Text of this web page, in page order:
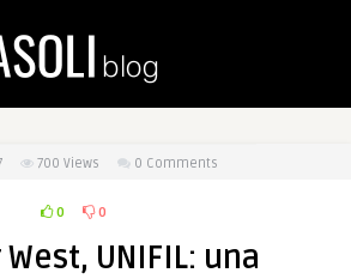
700 Views 0 Comments
0 0
UNIFIL: una